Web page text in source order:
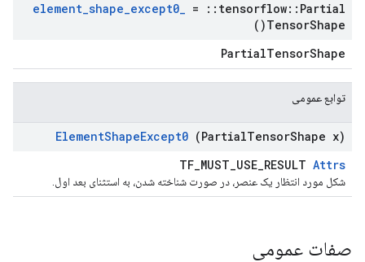
element_shape_except0_ = :: tensorflow:: Partial
TensorShape(
)
PartialTensorShape
توابع عمومی
ElementShapeExcept0 (PartialTensorShape x)
TF_MUST_USE_RESULT Attrs
شکل مورد انتظار یک عنصر، در صورت شناخته شدن، به استثنای بعد اول.
صفات عمومی